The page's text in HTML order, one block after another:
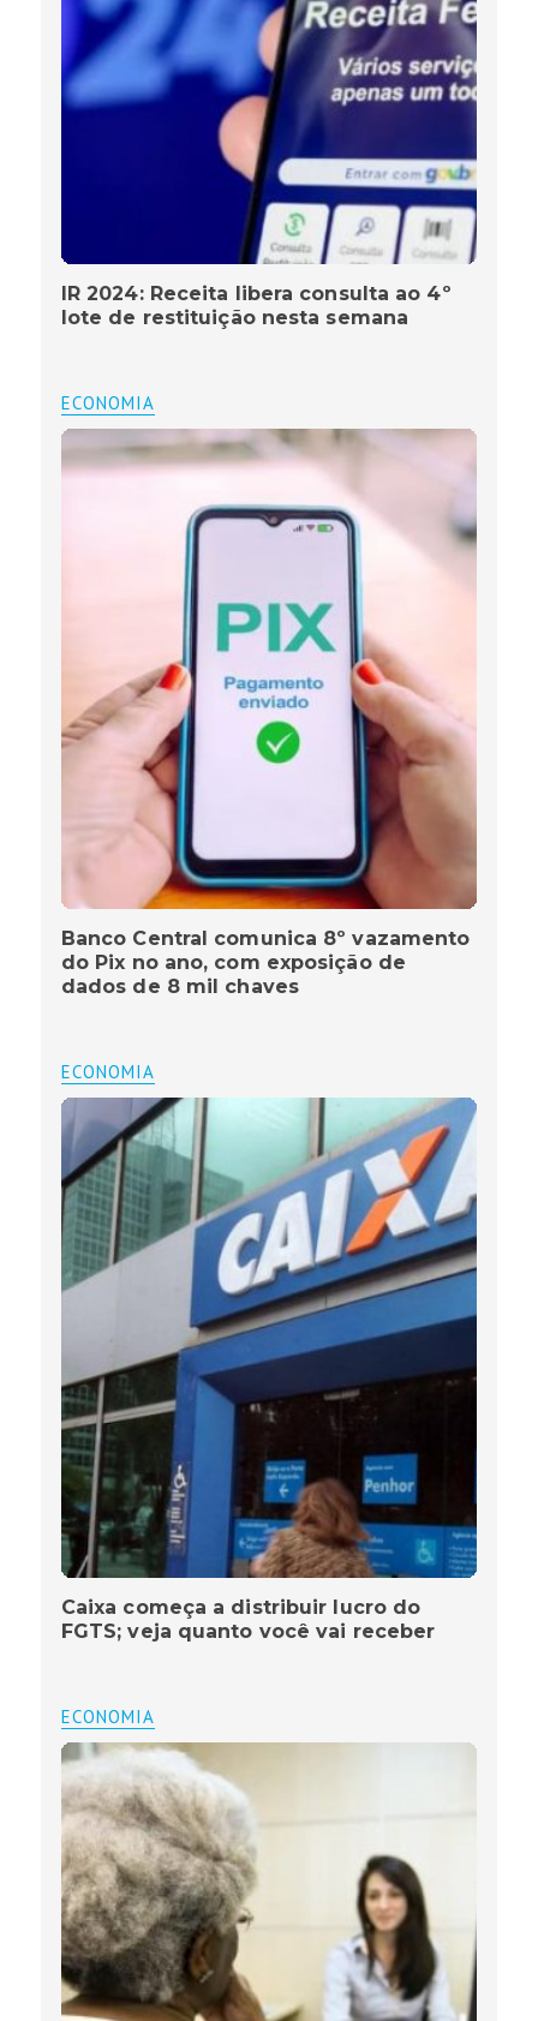
IR 2024: Receita libera consulta ao 4º
lote de restituição nesta semana
ECONOMIA
Banco Central comunica 8º vazamento
do Pix no ano, com exposição de
dados de 8 mil chaves
ECONOMIA
Caixa começa a distribuir lucro do
FGTS; veja quanto você vai receber
ECONOMIA